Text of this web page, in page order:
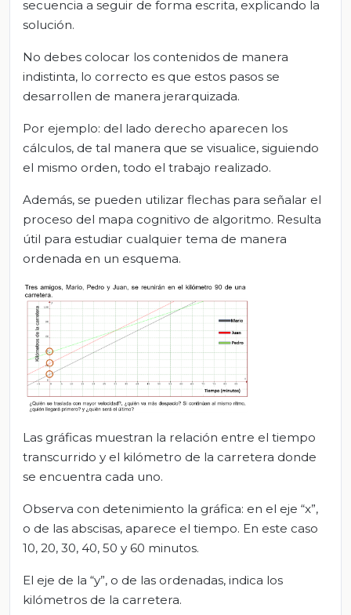
secuencia a seguir de forma escrita, explicando la
solución.
No debes colocar los contenidos de manera
indistinta, lo correcto es que estos pasos se
desarrollen de manera jerarquizada.
Por ejemplo: del lado derecho aparecen los
cálculos, de tal manera que se visualice, siguiendo
el mismo orden, todo el trabajo realizado.
Además, se pueden utilizar flechas para señalar el
proceso del mapa cognitivo de algoritmo. Resulta
útil para estudiar cualquier tema de manera
ordenada en un esquema.
Las gráficas muestran la relación entre el tiempo
transcurrido y el kilómetro de la carretera donde
se encuentra cada uno.
Observa con detenimiento la gráfica: en el eje “x”,
o de las abscisas, aparece el tiempo. En este caso
10, 20, 30, 40, 50 y 60 minutos.
El eje de la “y”, o de las ordenadas, indica los
kilómetros de la carretera.